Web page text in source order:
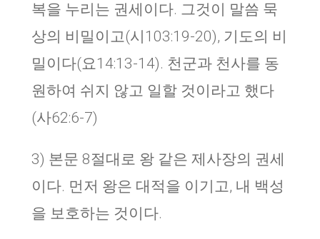
복을 누리는 권세이다. 그것이 말씀 묵
상의 비밀이고(시103:19-20), 기도의 비
밀이다(요14:13-14). 천군과 천사를 동
원하여 쉬지 않고 일할 것이라고 했다
(사62:6-7)
3) 본문 8절대로 왕 같은 제사장의 권세
이다. 먼저 왕은 대적을 이기고, 내 백성
을 보호하는 것이다.